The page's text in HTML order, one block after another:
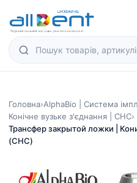
Головна›AlphaBio | Система
Конічне вузьке з'єднання | CHC›
Трансфер закрытой ложки |
(CHC)